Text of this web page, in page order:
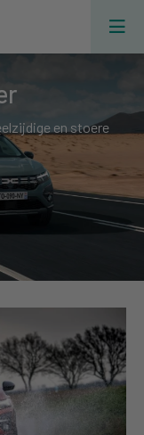
en stoere